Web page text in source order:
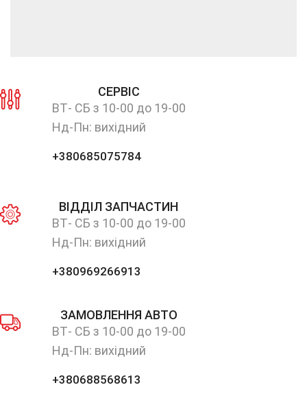
СЕРВІС
ВТ- СБ з 10-00 до 19-00
Нд-Пн: вихідний
+380685075784
ВІДДІЛ ЗАПЧАСТИН
ВТ- СБ з 10-00 до 19-00
Нд-Пн: вихідний
+380969266913
ЗАМОВЛЕННЯ АВТО
ВТ- СБ з 10-00 до 19-00
Нд-Пн: вихідний
+380688568613